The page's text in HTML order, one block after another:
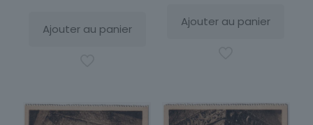
Ajouter au panier
Ajouter au panier